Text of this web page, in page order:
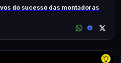
do sucesso das montadoras